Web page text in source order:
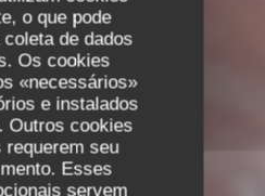
o que pode
de dados
Os cookies
«necessários»
e instalados
Outros cookies
requerem seu
Esses
servem